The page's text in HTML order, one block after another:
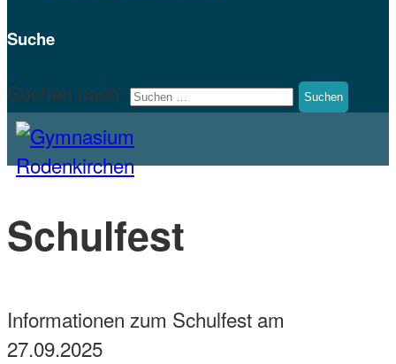
Suche
Suchen nach:
Gymnasium Rodenkirchen
Homepage des Gymnasiums Rodenkirchen
Schulfest
Informationen zum Schulfest am
27.09.2025